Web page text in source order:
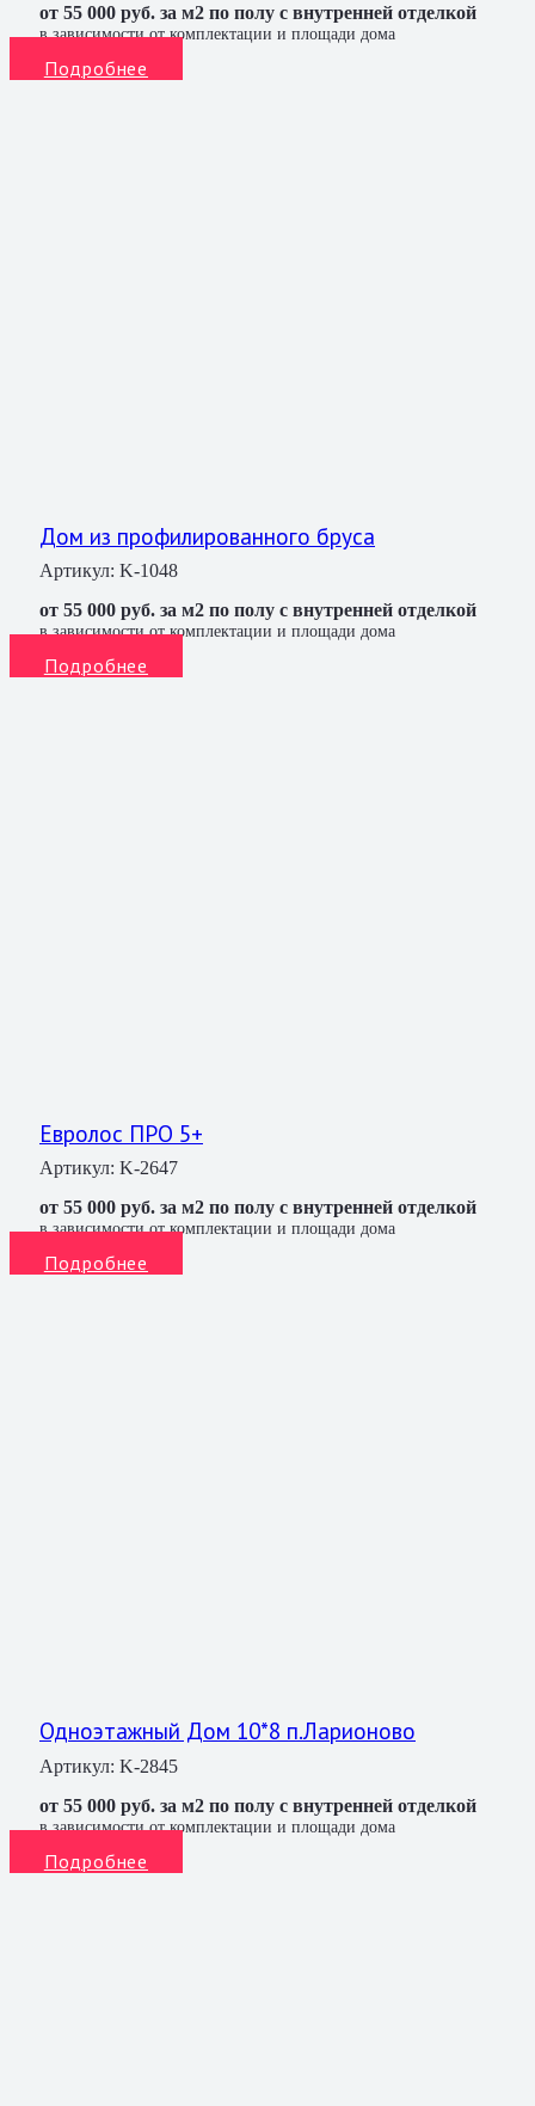
от 55 000 руб. за м2 по полу с внутренней отделкой
в зависимости от комплектации и площади дома
Подробнее
Дом из профилированного бруса
Артикул: K-1048
от 55 000 руб. за м2 по полу с внутренней отделкой
в зависимости от комплектации и площади дома
Подробнее
Евролос ПРО 5+
Артикул: K-2647
от 55 000 руб. за м2 по полу с внутренней отделкой
в зависимости от комплектации и площади дома
Подробнее
Одноэтажный Дом 10*8 п.Ларионово
Артикул: K-2845
от 55 000 руб. за м2 по полу с внутренней отделкой
в зависимости от комплектации и площади дома
Подробнее